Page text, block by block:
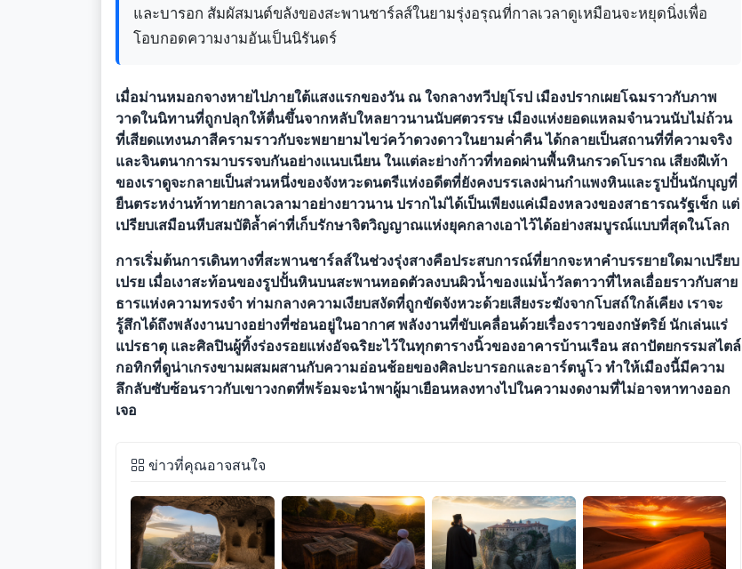
และบารอก สัมผัสมนต์ขลังของสะพานชาร์ลส์ในยามรุ่งอรุณที่กาลเวลาดูเหมือนจะหยุดนิ่งเพื่อ
โอบกอดความงามอันเป็นนิรันดร์
เมื่อม่านหมอกจางหายไปภายใต้แสงแรกของวัน ณ ใจกลางทวีปยุโรป เมืองปรากเผยโฉมราวกับภาพ
วาดในนิทานที่ถูกปลุกให้ตื่นขึ้นจากหลับใหลยาวนานนับศตวรรษ เมืองแห่งยอดแหลมจำนวนนับไม่ถ้วน
ที่เสียดแทงนภาสีครามราวกับจะพยายามไขว่คว้าดวงดาวในยามค่ำคืน ได้กลายเป็นสถานที่ที่ความจริง
และจินตนาการมาบรรจบกันอย่างแนบเนียน ในแต่ละย่างก้าวที่ทอดผ่านพื้นหินกรวดโบราณ เสียงฝีเท้า
ของเราดูจะกลายเป็นส่วนหนึ่งของจังหวะดนตรีแห่งอดีตที่ยังคงบรรเลงผ่านกำแพงหินและรูปปั้นนักบุญที่
ยืนตระหง่านท้าทายกาลเวลามาอย่างยาวนาน ปรากไม่ได้เป็นเพียงแค่เมืองหลวงของสาธารณรัฐเช็ก แต่
เปรียบเสมือนหีบสมบัติล้ำค่าที่เก็บรักษาจิตวิญญาณแห่งยุคกลางเอาไว้ได้อย่างสมบูรณ์แบบที่สุดในโลก
การเริ่มต้นการเดินทางที่สะพานชาร์ลส์ในช่วงรุ่งสางคือประสบการณ์ที่ยากจะหาคำบรรยายใดมาเปรียบ
เปรย เมื่อเงาสะท้อนของรูปปั้นหินบนสะพานทอดตัวลงบนผิวน้ำของแม่น้ำวัลตาวาที่ไหลเอื่อยราวกับสาย
ธารแห่งความทรงจำ ท่ามกลางความเงียบสงัดที่ถูกขัดจังหวะด้วยเสียงระฆังจากโบสถ์ใกล้เคียง เราจะ
รู้สึกได้ถึงพลังงานบางอย่างที่ซ่อนอยู่ในอากาศ พลังงานที่ขับเคลื่อนด้วยเรื่องราวของกษัตริย์ นักเล่นแร่
แปรธาตุ และศิลปินผู้ทิ้งร่องรอยแห่งอัจฉริยะไว้ในทุกตารางนิ้วของอาคารบ้านเรือน สถาปัตยกรรมสไตล์
กอทิกที่ดูน่าเกรงขามผสมผสานกับความอ่อนช้อยของศิลปะบารอกและอาร์ตนูโว ทำให้เมืองนี้มีความ
ลึกลับซับซ้อนราวกับเขาวงกตที่พร้อมจะนำพาผู้มาเยือนหลงทางไปในความงดงามที่ไม่อาจหาทางออก
เจอ
ข่าวที่คุณอาจสนใจ